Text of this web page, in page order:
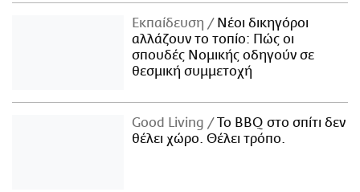
Εκπαίδευση
Νέοι δικηγόροι
αλλάζουν το τοπίο: Πώς οι
σπουδές Νομικής οδηγούν σε
θεσμική συμμετοχή
Good Living
Το BBQ στο σπίτι δεν
θέλει χώρο. Θέλει τρόπο.